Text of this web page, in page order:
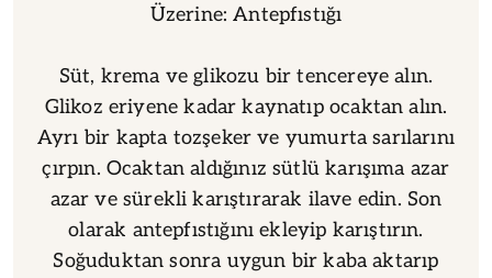
Üzerine: Antepfıstığı
Süt, krema ve glikozu bir tencereye alın.
Glikoz eriyene kadar kaynatıp ocaktan alın.
Ayrı bir kapta tozşeker ve yumurta sarılarını
çırpın. Ocaktan aldığınız sütlü karışıma azar
azar ve sürekli karıştırarak ilave edin. Son
olarak antepfıstığını ekleyip karıştırın.
Soğuduktan sonra uygun bir kaba aktarıp